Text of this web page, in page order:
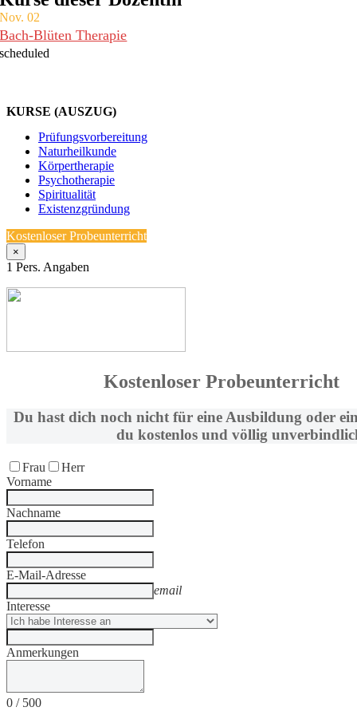
Nov. 02
Bach-Blüten Therapie
scheduled
KURSE (AUSZUG)
Prüfungsvorbereitung
Naturheilkunde
Körpertherapie
Psychotherapie
Spiritualität
Existenzgründung
Kostenloser Probeunterricht
×
1 Pers. Angaben
Kostenloser Probeunterricht
Du hast dich noch nicht für eine Ausbildung oder
du kostenlos und völlig
Frau
Herr
Vorname
Nachname
Telefon
E-Mail-Adresse
email
Interesse
Anmerkungen
0 / 500